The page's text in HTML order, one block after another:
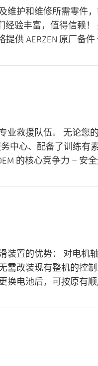
维护和维修所需零件
验丰富，值得信赖
供 AERZEN 原厂备
业救援队伍。 无论您
中心、配备了训练
的核心竞争力 —
装置的优势： 对电机
需改装现有整机的控
换电池后，可按原有